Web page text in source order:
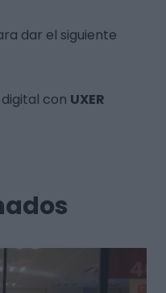
dar el siguiente
con UXER